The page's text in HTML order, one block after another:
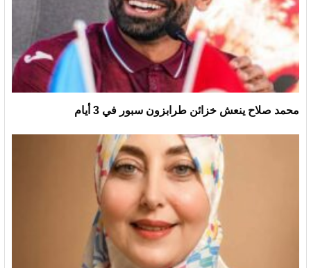
محمد صلاح ينعش خزائن طرابزون سبور في 3 أيام